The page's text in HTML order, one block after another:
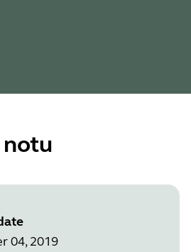
04, 2019